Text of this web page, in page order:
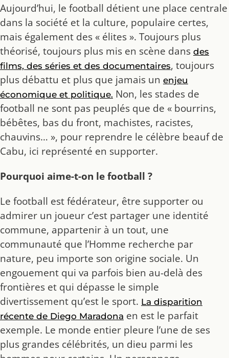
Aujourd’hui, le football détient une place centrale
dans la société et la culture, populaire certes,
mais également des « élites ». Toujours plus
théorisé, toujours plus mis en scène dans des
films, des séries et des documentaires, toujours
plus débattu et plus que jamais un enjeu
économique et politique. Non, les stades de
football ne sont pas peuplés que de « bourrins,
bébêtes, bas du front, machistes, racistes,
chauvins… », pour reprendre le célèbre beauf de
Cabu, ici représenté en supporter.
Pourquoi aime-t-on le football ?
Le football est fédérateur, être supporter ou
admirer un joueur c’est partager une identité
commune, appartenir à un tout, une
communauté que l’Homme recherche par
nature, peu importe son origine sociale. Un
engouement qui va parfois bien au-delà des
frontières et qui dépasse le simple
divertissement qu’est le sport. La disparition
récente de Diego Maradona en est le parfait
exemple. Le monde entier pleure l’une de ses
plus grandes célébrités, un dieu parmi les